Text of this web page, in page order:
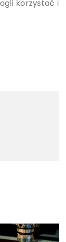
korzystać i